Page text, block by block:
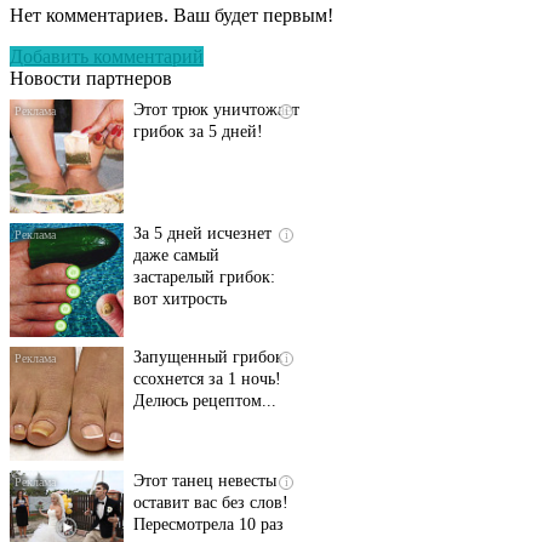
Нет комментариев. Ваш будет первым!
Добавить комментарий
Новости партнеров
исчезнет с корнем,
Этот трюк уничтожает
грибок за 5 дней!
За 5 дней исчезнет
даже самый
застарелый грибок:
вот хитрость
Запущенный грибок
ссохнется за 1 ночь!
Делюсь рецептом...
Этот танец невесты
оставит вас без слов!
Пересмотрела 10 раз